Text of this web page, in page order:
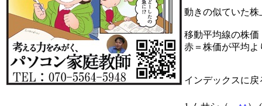
動きの似ていた
移動平均線の株価
赤＝株価が平均
インデックスに戻